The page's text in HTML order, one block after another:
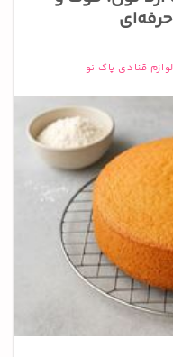
لوازم قنادی پاک نو